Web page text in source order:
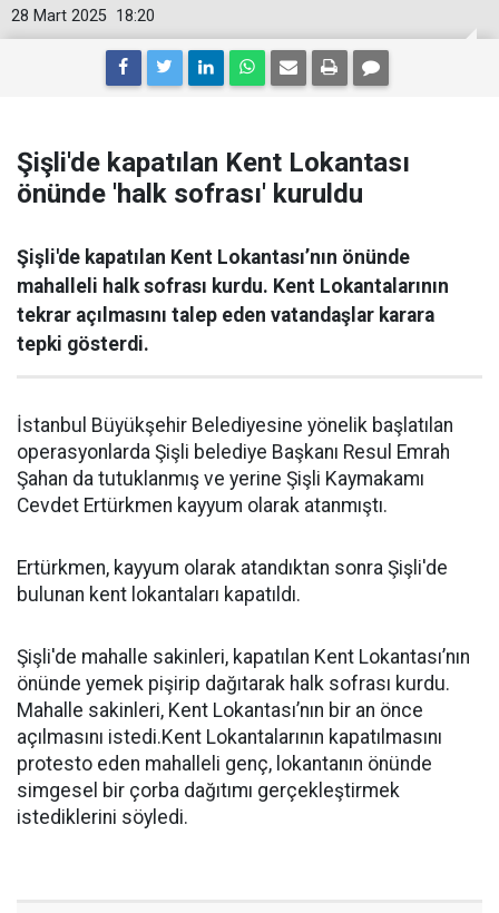
18:20
28 Mart 2025
Şişli'de kapatılan Kent Lokantası
önünde 'halk sofrası' kuruldu
Şişli'de kapatılan Kent Lokantası’nın önünde
mahalleli halk sofrası kurdu. Kent Lokantalarının
tekrar açılmasını talep eden vatandaşlar karara
tepki gösterdi.
İstanbul Büyükşehir Belediyesine yönelik başlatılan
operasyonlarda Şişli belediye Başkanı Resul Emrah
Şahan da tutuklanmış ve yerine Şişli Kaymakamı
Cevdet Ertürkmen kayyum olarak atanmıştı.
Ertürkmen, kayyum olarak atandıktan sonra Şişli'de
bulunan kent lokantaları kapatıldı.
Şişli'de mahalle sakinleri, kapatılan Kent Lokantası’nın
önünde yemek pişirip dağıtarak halk sofrası kurdu.
Mahalle sakinleri, Kent Lokantası’nın bir an önce
açılmasını istedi.Kent Lokantalarının kapatılmasını
protesto eden mahalleli genç, lokantanın önünde
simgesel bir çorba dağıtımı gerçekleştirmek
istediklerini söyledi.